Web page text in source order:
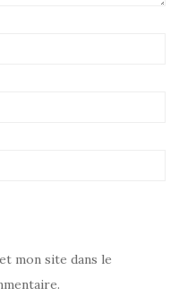
mon site dans le